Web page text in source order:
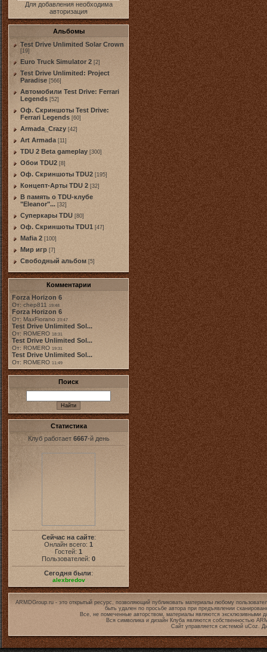
Для добавления необходима
авторизация
Альбомы
Test Drive Unlimited Solar Crown
[19]
Euro Truck Simulator 2 [2]
Test Drive Unlimited: Project
Paradise [566]
Автомобили Test Drive: Ferrari
Legends [52]
Оф. Скриншоты Test Drive:
Ferrari Legends [60]
Armada_Crazy [42]
Art Armada [11]
TDU 2 Beta gameplay [300]
Обои TDU2 [8]
Оф. Скриншоты TDU2 [195]
Концепт-Арты TDU 2 [32]
В память о TDU-клубе
"Eleanor"... [32]
Суперкары TDU [80]
Оф. Скриншоты TDU1 [47]
Mafia 2 [100]
Мир игр [7]
Свободный альбом [5]
Комментарии
Forza Horizon 6
От: chep811 19:48
Forza Horizon 6
От: MaxFiorano 23:47
Test Drive Unlimited Sol...
От: ROMERO 18:31
Test Drive Unlimited Sol...
От: ROMERO 19:31
Test Drive Unlimited Sol...
От: ROMERO 11:49
Поиск
Статистика
Клуб работает 6667-й день
Сейчас на сайте:
Онлайн всего: 1
Гостей: 1
Пользователей: 0
Сегодня были:
alexbredov
ARMDGroup.ru - это открытый ресурс, позволяющий публиковать материалы любому
быть удален по просьбе автора при предъявлении
Все, не помеченные авторством, материалы являются эксклюзивными
Вся символика и дизайн Клуба являются собственностью
Сайт управляется системой uCoz.